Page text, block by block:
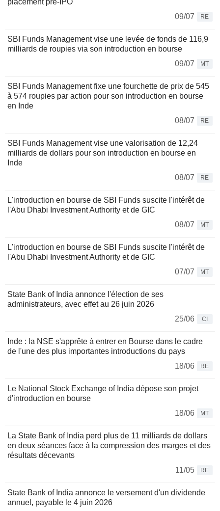
placement pré-IPO
09/07
RE
SBI Funds Management vise une levée de fonds de 116,9
milliards de roupies via son introduction en bourse
09/07
MT
SBI Funds Management fixe une fourchette de prix de 545
à 574 roupies par action pour son introduction en bourse
en Inde
08/07
RE
SBI Funds Management vise une valorisation de 12,24
milliards de dollars pour son introduction en bourse en
Inde
08/07
RE
L'introduction en bourse de SBI Funds suscite l'intérêt de
l'Abu Dhabi Investment Authority et de GIC
08/07
MT
L'introduction en bourse de SBI Funds suscite l'intérêt de
l'Abu Dhabi Investment Authority et de GIC
07/07
MT
State Bank of India annonce l'élection de ses
administrateurs, avec effet au 26 juin 2026
25/06
CI
Inde : la NSE s'apprête à entrer en Bourse dans le cadre
de l'une des plus importantes introductions du pays
18/06
RE
Le National Stock Exchange of India dépose son projet
d'introduction en bourse
18/06
MT
La State Bank of India perd plus de 11 milliards de dollars
en deux séances face à la compression des marges et des
résultats décevants
11/05
RE
State Bank of India annonce le versement d'un dividende
annuel, payable le 4 juin 2026